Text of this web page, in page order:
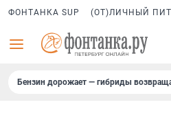
ФОНТАНКА SUP (ОТ)ЛИЧНЫЙ
Бензин дорожает — гибриды